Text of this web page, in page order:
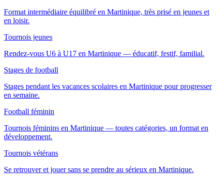
Format intermédiaire équilibré en Martinique, très prisé en jeunes et
en loisir.
Tournois jeunes
Rendez-vous U6 à U17 en Martinique — éducatif, festif, familial.
Stages de football
Stages pendant les vacances scolaires en Martinique pour progresser
en semaine.
Football féminin
Tournois féminins en Martinique — toutes catégories, un format en
développement.
Tournois vétérans
Se retrouver et jouer sans se prendre au sérieux en Martinique.